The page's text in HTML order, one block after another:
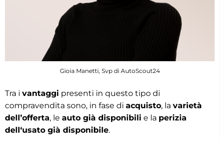
Gioia Manetti, Svp di AutoScout24
Tra i vantaggi presenti in questo tipo di
compravendita sono, in fase di acquisto, la varietà
dell’offerta, le auto già disponibili e la perizia
dell‘usato già disponibile.